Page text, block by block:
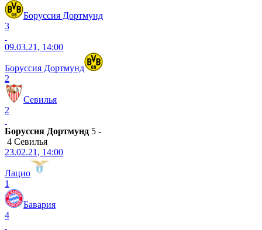
Боруссия Дортмунд
3
09.03.21, 14:00
Боруссия Дортмунд
2
Севилья
2
Боруссия Дортмунд 5 -
4 Севилья
23.02.21, 14:00
Лацио
1
Бавария
4